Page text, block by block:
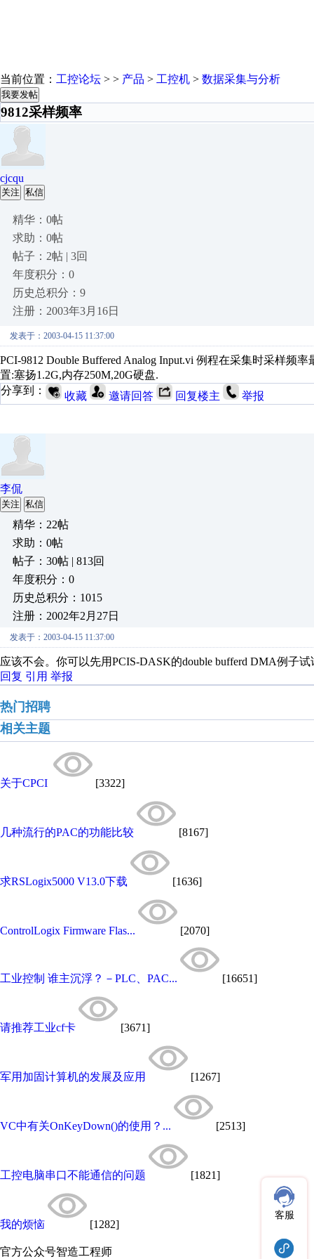
当前位置： 工控论坛 > > 产品 > 工控机 > 数据采集与分析
我要发帖
9812采样频率
cjcqu
关注 私信
精华：0帖
求助：0帖
帖子：2帖 | 3回
年度积分：0
历史总积分：9
注册：2003年3月16日
发表于：2003-04-15 11:37:00
PCI-9812 Double Buffered Analog Input.vi 例程在采集时采样频
置:塞扬1.2G,内存250M,20G硬盘.
分享到：
收藏 邀请回答 回复楼主 举报
李侃
关注 私信
精华：22帖
求助：0帖
帖子：30帖 | 813回
年度积分：0
历史总积分：1015
注册：2002年2月27日
发表于：2003-04-15 11:37:00
应该不会。你可以先用PCIS-DASK的double bufferd DMA例子
回复 引用 举报
热门招聘
相关主题
关于CPCI [3322]
几种流行的PAC的功能比较 [8167]
求RSLogix5000 V13.0下载 [1636]
ControlLogix Firmware Flas... [2070]
工业控制 谁主沉浮？－PLC、PAC... [16651]
请推荐工业cf卡 [3671]
军用加固计算机的发展及应用 [1267]
VC中有关OnKeyDown()的使用？... [2513]
工控电脑串口不能通信的问题 [1821]
我的烦恼 [1282]
官方公众号智造工程师
客服